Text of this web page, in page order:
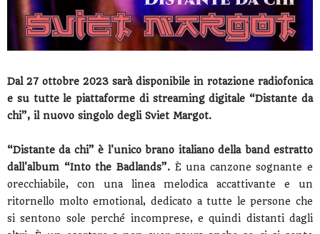
Dal 27 ottobre 2023 sarà disponibile in rotazione radiofonica
e su tutte le piattaforme di streaming digitale “Distante da
chi”, il nuovo singolo degli Sviet Margot.
“Distante da chi” è l'unico brano italiano della band estratto
dall'album “Into the Badlands”.È una canzone sognante e
orecchiabile, con una linea melodica accattivante e un
ritornello molto emotional, dedicato a tutte le persone che
si sentono sole perché incomprese, e quindi distanti dagli